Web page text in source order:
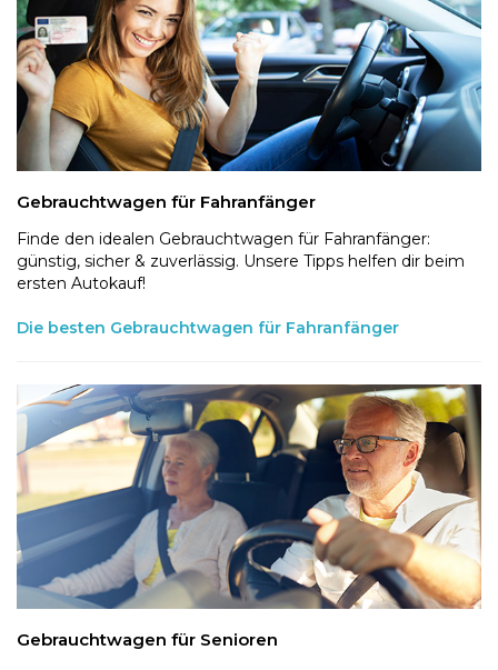
Gebrauchtwagen für Fahranfänger
Finde den idealen Gebrauchtwagen für Fahranfänger:
günstig, sicher & zuverlässig. Unsere Tipps helfen dir beim
ersten Autokauf!
Die besten Gebrauchtwagen für Fahranfänger
Gebrauchtwagen für Senioren